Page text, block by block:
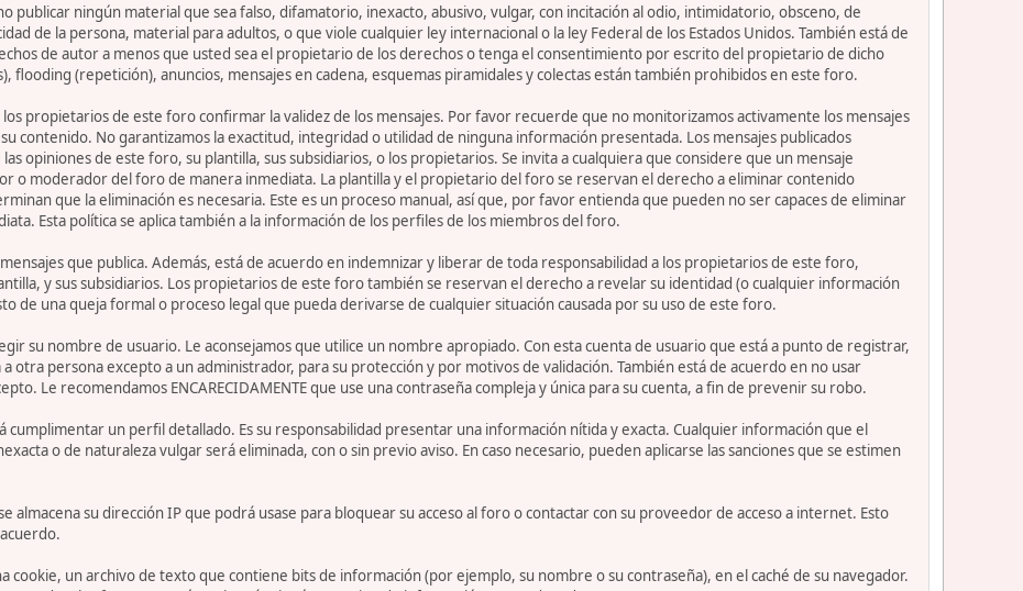
publicar ningún material que sea falso, difamatorio, inexacto, abusivo, vulgar, con incitación al odio, intimidatorio, obsceno, de
de la persona, material para adultos, o que viole cualquier ley internacional o la ley Federal de los Estados Unidos. También está de
de autor a menos que usted sea el propietario de los derechos o tenga el consentimiento por escrito del propietario de dicho
flooding (repetición), anuncios, mensajes en cadena, esquemas piramidales y colectas están también prohibidos en este foro.
propietarios de este foro confirmar la validez de los mensajes. Por favor recuerde que no monitorizamos activamente los mensajes
contenido. No garantizamos la exactitud, integridad o utilidad de ninguna información presentada. Los mensajes publicados
opiniones de este foro, su plantilla, sus subsidiarios, o los propietarios. Se invita a cualquiera que considere que un mensaje
o moderador del foro de manera inmediata. La plantilla y el propietario del foro se reservan el derecho a eliminar contenido
que la eliminación es necesaria. Este es un proceso manual, así que, por favor entienda que pueden no ser capaces de eliminar
Esta política se aplica también a la información de los perfiles de los miembros del foro.
que publica. Además, está de acuerdo en indemnizar y liberar de toda responsabilidad a los propietarios de este foro,
y sus subsidiarios. Los propietarios de este foro también se reservan el derecho a revelar su identidad (o cualquier información
de una queja formal o proceso legal que pueda derivarse de cualquier situación causada por su uso de este foro.
su nombre de usuario. Le aconsejamos que utilice un nombre apropiado. Con esta cuenta de usuario que está a punto de registrar,
otra persona excepto a un administrador, para su protección y por motivos de validación. También está de acuerdo en no usar
Le recomendamos ENCARECIDAMENTE que use una contraseña compleja y única para su cuenta, a fin de prevenir su robo.
un perfil detallado. Es su responsabilidad presentar una información nítida y exacta. Cualquier información que el
o de naturaleza vulgar será eliminada, con o sin previo aviso. En caso necesario, pueden aplicarse las sanciones que se estimen
almacena su dirección IP que podrá usase para bloquear su acceso al foro o contactar con su proveedor de acceso a internet. Esto
cookie, un archivo de texto que contiene bits de información (por ejemplo, su nombre o su contraseña), en el caché de su navegador.